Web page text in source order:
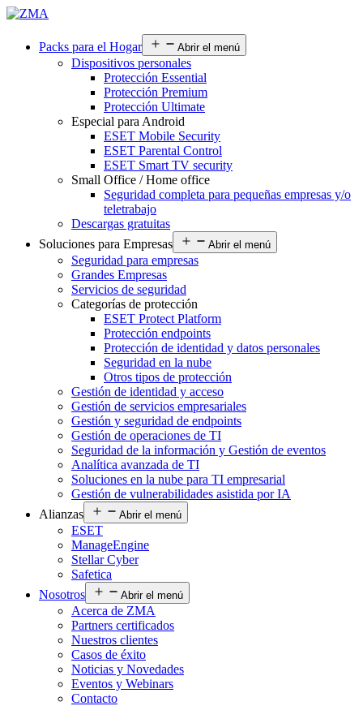
Packs para el Hogar Abrir el menú
Dispositivos personales
Protección Essential
Protección Premium
Protección Ultimate
Especial para Android
ESET Mobile Security
ESET Parental Control
ESET Smart TV security
Small Office / Home office
Seguridad completa para pequeñas empresas y/o
teletrabajo
Descargas gratuitas
Soluciones para Empresas
Abrir el menú
Seguridad para empresas
Grandes Empresas
Servicios de seguridad
Categorías de protección
ESET Protect Platform
Protección endpoints
Protección de identidad y datos personales
Seguridad en la nube
Otros tipos de protección
Gestión de identidad y acceso
Gestión de servicios empresariales
Gestión y seguridad de endpoints
Gestión de operaciones de TI
Seguridad de la información y Gestión de eventos
Analítica avanzada de TI
Soluciones en la nube para TI empresarial
Gestión de vulnerabilidades asistida por IA
Alianzas
Abrir el menú
ESET
ManageEngine
Stellar Cyber
Safetica
Nosotros
Abrir el menú
Acerca de ZMA
Partners certificados
Nuestros clientes
Casos de éxito
Noticias y Novedades
Eventos y Webinars
Contacto